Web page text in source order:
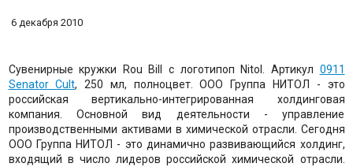
6 декабря 2010
Сувенирные кружки Rou Bill с логотипоп Nitol. Артикул 0911
Senator Cult, 250 мл, полноцвет. ООО Группа НИТОЛ - это
российская вертикально-интегрированная холдинговая
компания. Основной вид деятельности - управление
производственными активами в химической отрасли. Сегодня
ООО Группа НИТОЛ - это динамично развивающийся холдинг,
входящий в число лидеров российской химической отрасли.